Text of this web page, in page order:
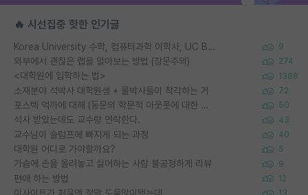
🔥 시선집중 핫한 인기글
Korea University 수학, 컴퓨터과학 이학사, UC Berkeley 산업공학 대학원 공학박사가 되는 것은 쉽지 않겠죠? 9
외부에서 괜찮은 랩을 알아보는 방법 (장문주의) 274
<대학원에 입학하는 법> 1388
소재분야 석박사 대학원생 + 물박사들이 착각하는 거 72
포스텍 억까에 대해 (동문의 학문적 아웃풋에 대한 반박) 50
석사 받았는데도 교수랑 연락한다. 43
교수님이 슬럼프에 빠지게 되는 과정 40
대학원 어디로 가야할까요? 5
가슴에 손을 올려놓고 싫어하는 사람 불공정하게 리뷰 9
편애 하는 방법 12